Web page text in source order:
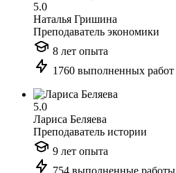
5.0
Наталья Гришина
Преподаватель экономики
8 лет опыта
1760 выполненных работ
5.0
Лариса Беляева
Преподаватель истории
9 лет опыта